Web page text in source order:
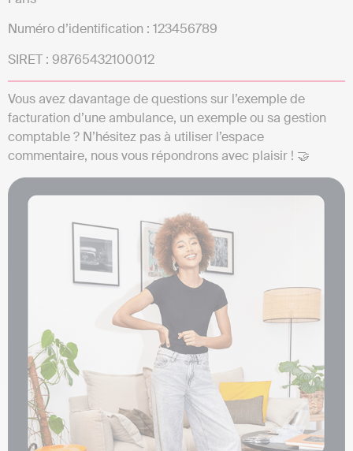
Numéro d’identification : 123456789
SIRET : 98765432100012
Vous avez davantage de questions sur l’exemple de
facturation d’une ambulance, un exemple ou sa gestion
comptable ? N’hésitez pas à utiliser l’espace
commentaire, nous vous répondrons avec plaisir ! 🤝